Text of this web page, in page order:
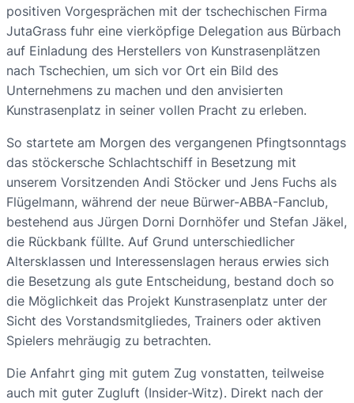
positiven Vorgesprächen mit der tschechischen Firma
JutaGrass fuhr eine vierköpfige Delegation aus Bürbach
auf Einladung des Herstellers von Kunstrasenplätzen
nach Tschechien, um sich vor Ort ein Bild des
Unternehmens zu machen und den anvisierten
Kunstrasenplatz in seiner vollen Pracht zu erleben.
So startete am Morgen des vergangenen Pfingtsonntags
das stöckersche Schlachtschiff in Besetzung mit
unserem Vorsitzenden Andi Stöcker und Jens Fuchs als
Flügelmann, während der neue Bürwer-ABBA-Fanclub,
bestehend aus Jürgen Dorni Dornhöfer und Stefan Jäkel,
die Rückbank füllte. Auf Grund unterschiedlicher
Altersklassen und Interessenslagen heraus erwies sich
die Besetzung als gute Entscheidung, bestand doch so
die Möglichkeit das Projekt Kunstrasenplatz unter der
Sicht des Vorstandsmitgliedes, Trainers oder aktiven
Spielers mehräugig zu betrachten.
Die Anfahrt ging mit gutem Zug vonstatten, teilweise
auch mit guter Zugluft (Insider-Witz). Direkt nach der